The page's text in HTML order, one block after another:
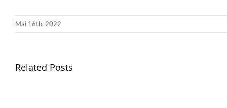
Mai 16th, 2022
Related Posts